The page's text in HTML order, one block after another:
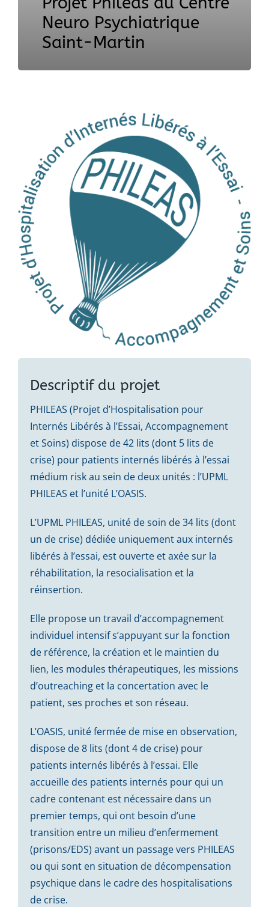
Neuro Psychiatrique
Saint-Martin
Descriptif du projet
PHILEAS (Projet d’Hospitalisation pour
Internés Libérés à l’Essai, Accompagnement
et Soins) dispose de 42 lits (dont 5 lits de
crise) pour patients internés libérés à l’essai
médium risk au sein de deux unités : l’UPML
PHILEAS et l’unité L’OASIS.
L’UPML PHILEAS, unité de soin de 34 lits (dont
un de crise) dédiée uniquement aux internés
libérés à l’essai, est ouverte et axée sur la
réhabilitation, la resocialisation et la
réinsertion.
Elle propose un travail d’accompagnement
individuel intensif s’appuyant sur la fonction
de référence, la création et le maintien du
lien, les modules thérapeutiques, les missions
d’outreaching et la concertation avec le
patient, ses proches et son réseau.
L’OASIS, unité fermée de mise en observation,
dispose de 8 lits (dont 4 de crise) pour
patients internés libérés à l’essai. Elle
accueille des patients internés pour qui un
cadre contenant est nécessaire dans un
premier temps, qui ont besoin d’une
transition entre un milieu d’enfermement
(prisons/EDS) avant un passage vers PHILEAS
ou qui sont en situation de décompensation
psychique dans le cadre des hospitalisations
de crise.